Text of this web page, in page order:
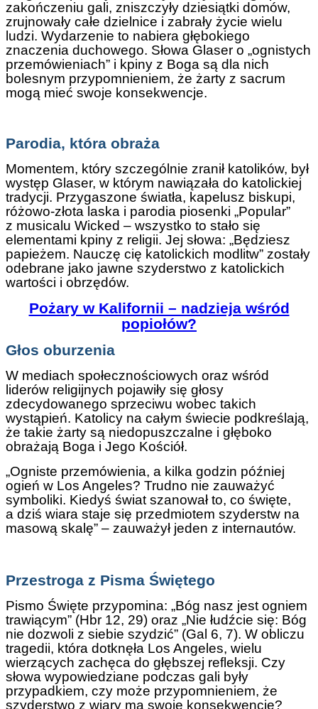
zakończeniu gali, zniszczyły dziesiątki domów,
zrujnowały całe dzielnice i zabrały życie wielu
ludzi. Wydarzenie to nabiera głębokiego
znaczenia duchowego. Słowa Glaser o „ognistych
przemówieniach” i kpiny z Boga są dla nich
bolesnym przypomnieniem, że żarty z sacrum
mogą mieć swoje konsekwencje.
Parodia, która obraża
Momentem, który szczególnie zranił katolików, był
występ Glaser, w którym nawiązała do katolickiej
tradycji. Przygaszone światła, kapelusz biskupi,
różowo-złota laska i parodia piosenki „Popular”
z musicalu Wicked – wszystko to stało się
elementami kpiny z religii. Jej słowa: „Będziesz
papieżem. Nauczę cię katolickich modlitw” zostały
odebrane jako jawne szyderstwo z katolickich
wartości i obrzędów.
Pożary w Kalifornii – nadzieja wśród
popiołów?
Głos oburzenia
W mediach społecznościowych oraz wśród
liderów religijnych pojawiły się głosy
zdecydowanego sprzeciwu wobec takich
wystąpień. Katolicy na całym świecie podkreślają,
że takie żarty są niedopuszczalne i głęboko
obrażają Boga i Jego Kościół.
„Ogniste przemówienia, a kilka godzin później
ogień w Los Angeles? Trudno nie zauważyć
symboliki. Kiedyś świat szanował to, co święte,
a dziś wiara staje się przedmiotem szyderstw na
masową skalę” – zauważył jeden z internautów.
Przestroga z Pisma Świętego
Pismo Święte przypomina: „Bóg nasz jest ogniem
trawiącym” (Hbr 12, 29) oraz „Nie łudźcie się: Bóg
nie dozwoli z siebie szydzić” (Gal 6, 7). W obliczu
tragedii, która dotknęła Los Angeles, wielu
wierzących zachęca do głębszej refleksji. Czy
słowa wypowiedziane podczas gali były
przypadkiem, czy może przypomnieniem, że
szyderstwo z wiary ma swoje konsekwencje?